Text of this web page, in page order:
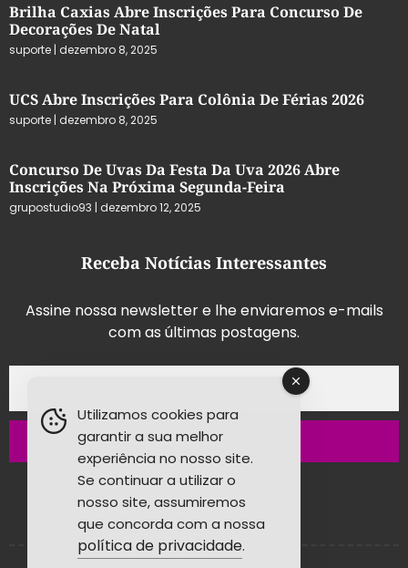
Brilha Caxias Abre Inscrições Para Concurso De
Decorações De Natal
suporte dezembro 8, 2025
UCS Abre Inscrições Para Colônia De Férias 2026
suporte dezembro 8, 2025
Concurso De Uvas Da Festa Da Uva 2026 Abre
Inscrições Na Próxima Segunda-Feira
grupostudio93 dezembro 12, 2025
Receba Notícias Interessantes
Assine nossa newsletter e lhe enviaremos e-mails
com as últimas postagens.
Inscrever-se
Utilizamos cookies para
garantir a sua melhor
experiência no nosso site.
Se continuar a utilizar o
nosso site, assumiremos
que concorda com a nossa
política de privacidade.